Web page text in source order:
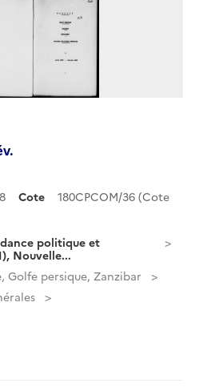
Cote
180CPCOM/36 (Cote
politique et
Nouvelle...
Golfe persique, Zanzibar